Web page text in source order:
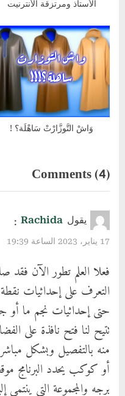
الأستاذ ومرتزقة الأنترنيت
وَاشْ التَّوزَّارْتْ سَاهْلَة؟ !
Comments(4)
“ماذا
يوجد
في
الجهة
الأخرى
من
الكرة
يقول Rachida
:
17 يناير، 2023 الساعة 19:39
فعلا العلم تطور الآن فقد
التعرف على إحداثيات
حتى إحداثيات نجم ما أو
تتيح لنا فتح نافذة على
منه بالتفصيل وبشكل
أو كوكب يحدد البرنامج
برجه والمجموعة التي ينتمي